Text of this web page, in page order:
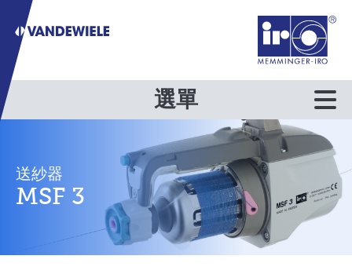
選單
送紗器
MSF 3